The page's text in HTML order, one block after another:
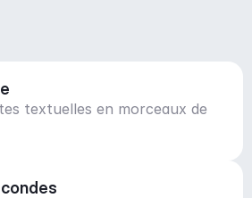
textuelles en morceaux de